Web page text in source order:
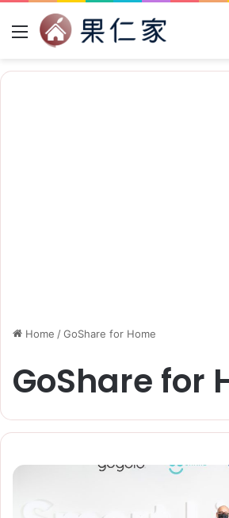
Menu
Home /GoShare for Home
GoShare for